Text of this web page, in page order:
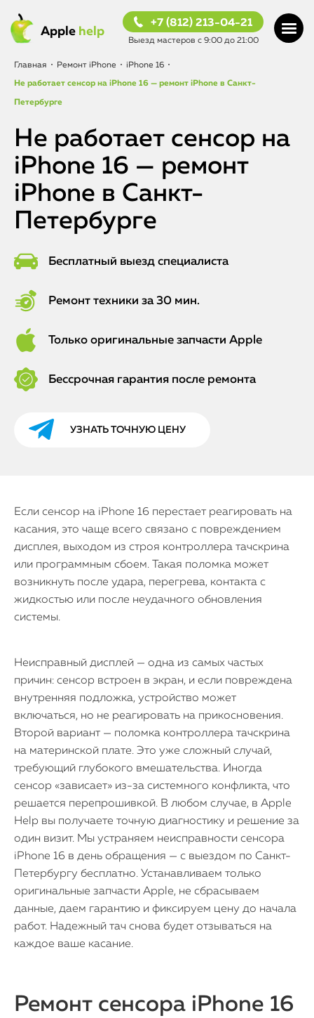
Apple help
+7 (812) 213-04-21
Выезд мастеров с 9:00 до 21:00
Главная • Ремонт iPhone • iPhone 16 •
Не работает сенсор на iPhone 16 — ремонт iPhone в Санкт-
Петербурге
Не работает сенсор на
iPhone 16 — ремонт
iPhone в Санкт-
Петербурге
Бесплатный выезд специалиста
Ремонт техники за 30 мин.
Только оригинальные запчасти Apple
Бессрочная гарантия после ремонта
УЗНАТЬ ТОЧНУЮ ЦЕНУ
Если сенсор на iPhone 16 перестает реагировать на
касания, это чаще всего связано с повреждением
дисплея, выходом из строя контроллера тачскрина
или программным сбоем. Такая поломка может
возникнуть после удара, перегрева, контакта с
жидкостью или после неудачного обновления
системы.
Неисправный дисплей — одна из самых частых
причин: сенсор встроен в экран, и если повреждена
внутренняя подложка, устройство может
включаться, но не реагировать на прикосновения.
Второй вариант — поломка контроллера тачскрина
на материнской плате. Это уже сложный случай,
требующий глубокого вмешательства. Иногда
сенсор «зависает» из-за системного конфликта, что
решается перепрошивкой. В любом случае, в Apple
Help вы получаете точную диагностику и решение за
один визит. Мы устраняем неисправности сенсора
iPhone 16 в день обращения — с выездом по Санкт-
Петербургу бесплатно. Устанавливаем только
оригинальные запчасти Apple, не сбрасываем
данные, даем гарантию и фиксируем цену до начала
работ. Надежный тач снова будет отзываться на
каждое ваше касание.
Ремонт сенсора iPhone 16